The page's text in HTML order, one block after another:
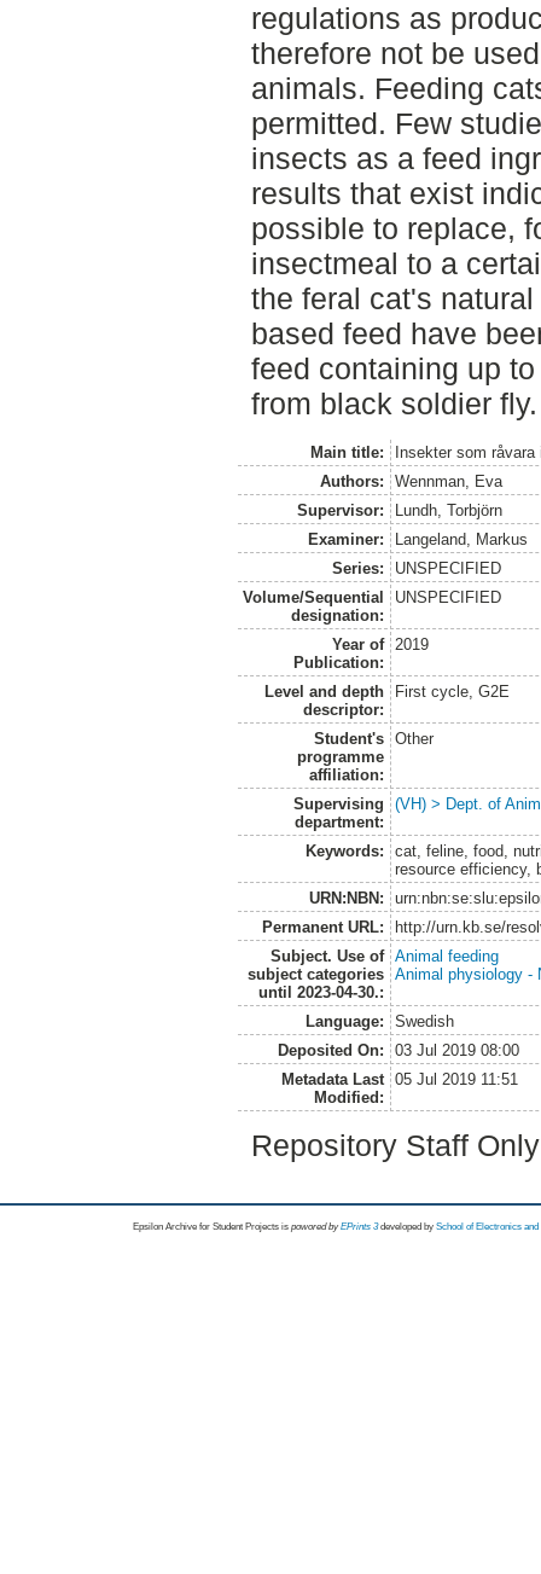
regulations as
therefore not be
animals. Feeding
permitted. Few
insects as a feed
results that exist
possible to replace,
insectmeal to a
the feral cat's
based feed have
feed containing up
from black soldier fly.
Main title:
Insekter som råvara
Authors:
Wennman, Eva
Supervisor:
Lundh, Torbjörn
Examiner:
Langeland, Markus
Series:
UNSPECIFIED
Volume/Sequential
designation:
UNSPECIFIED
Year of
Publication:
2019
Level and depth
descriptor:
First cycle, G2E
Student's
programme
affiliation:
Other
Supervising
department:
(VH) > Dept. of
Keywords:
cat, feline, food,
resource efficiency,
URN:NBN:
Permanent URL:
http://urn.kb.se/
Subject. Use of
subject categories
until 2023-04-30.:
Animal feeding
Animal physiology -
Language:
Swedish
Deposited On:
03 Jul 2019 08:00
Metadata Last
Modified:
05 Jul 2019 11:51
Repository Staff
Epsilon Archive for Student Projects is powored byEPrints 3 developed by School of Electronics